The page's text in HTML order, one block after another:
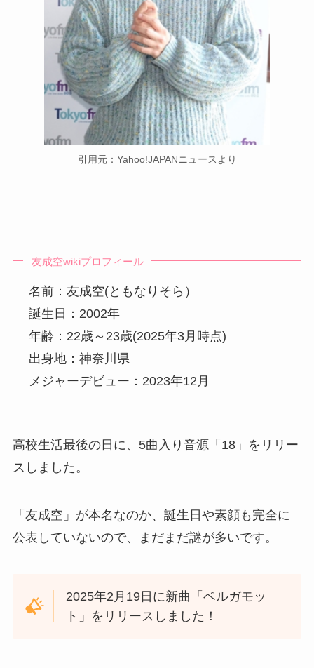
引用元：Yahoo!JAPANニュースより
友成空wikiプロフィール
名前：友成空(ともなりそら）
誕生日：2002年
年齢：22歳～23歳(2025年3月時点)
出身地：神奈川県
メジャーデビュー：2023年12月
高校生活最後の日に、5曲入り音源「18」をリリー
スしました。
「友成空」が本名なのか、誕生日や素顔も完全に
公表していないので、まだまだ謎が多いです。
2025年2月19日に新曲「ベルガモッ
ト」をリリースしました！